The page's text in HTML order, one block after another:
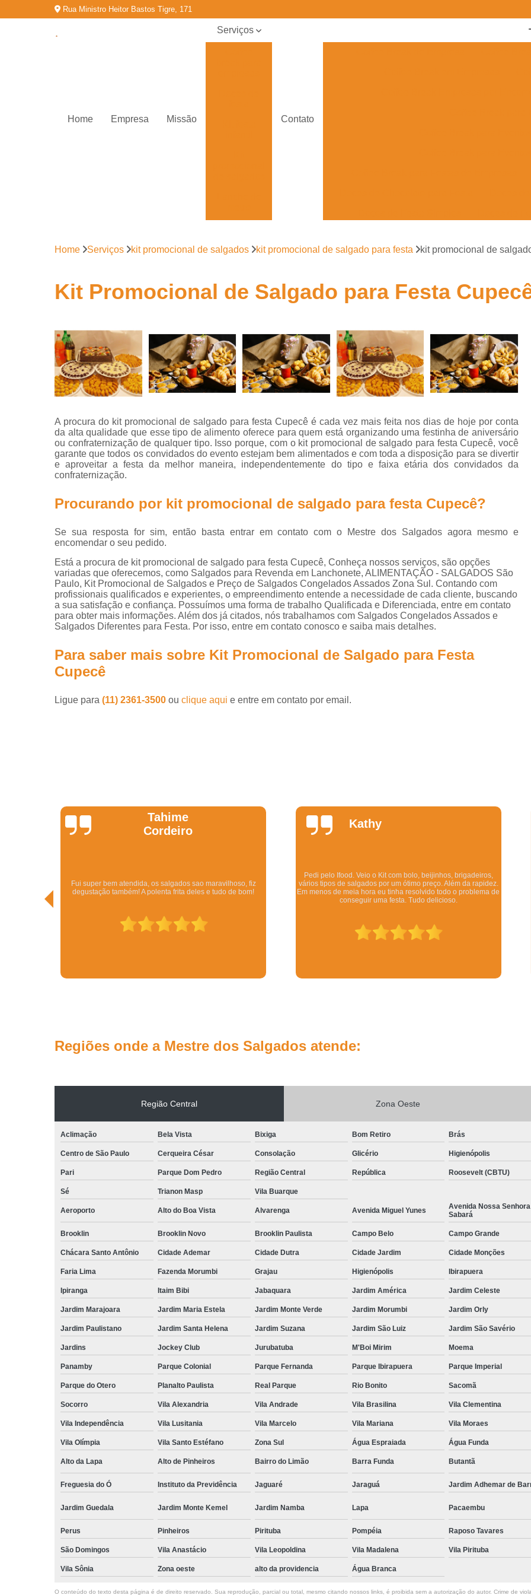
Rua Ministro Heitor Bastos Tigre, 171
Home Empresa Missão
Serviços
Salgados
para festa
infantil
Salgados
para
revenda
Contato
Doces para Festa de Debutante
Doces
Kit Doces Festa Infantil
Kit Doces para
Kit Lanchinho para Festa
Kit Promocional Aniversário Salgados
Kit Promocional de Salgados para
Kit Promocional Festa Salgados
Kit Promocional Salgados Festa Infantil
Kit Promocional Salgados para Festa
Lanche de
Lanche de Metro Vegetariano
Lanche
Salgados Congelados Assados por
Salgados Congelados Festa
Salgados Congelados Fritos por
Salgados Congelados para Festa
Salgados Aniversário
Salgados
Salgados para Festa de Casamento
Salgados de Forno para Festa Infantil
Salgados Diferentes Festa Infantil
Salgados para Festa de Aniversário Infantil
Revenda de Salgados para
Home Serviços kit promocional de salgados kit promocional de salgado para festa kit promocional de
Kit Promocional de Salgado para Festa
A procura do kit promocional de salgado para festa Cupecê é cada vez mais feita nos dias de hoje por conta
da alta qualidade que esse tipo de alimento oferece para quem está organizando uma festinha de aniversário
ou confraternização de qualquer tipo. Isso porque, com o kit promocional de salgado para festa Cupecê, você
garante que todos os convidados do evento estejam bem alimentados e com toda a disposição para se divertir
e aproveitar a festa da melhor maneira, independentemente do tipo e faixa etária dos convidados da
confraternização.
Procurando por kit promocional de salgado para festa Cupecê?
Se sua resposta for sim, então basta entrar em contato com o Mestre dos Salgados agora mesmo e
encomendar o seu pedido.
Está a procura de kit promocional de salgado para festa Cupecê, Conheça nossos serviços, são opções
variadas que oferecemos, como Salgados para Revenda em Lanchonete, ALIMENTAÇÃO - SALGADOS São
Paulo, Kit Promocional de Salgados e Preço de Salgados Congelados Assados Zona Sul. Contando com
profissionais qualificados e experientes, o empreendimento entende a necessidade de cada cliente, buscando
a sua satisfação e confiança. Possuímos uma forma de trabalho Qualificada e Diferenciada, entre em contato
para obter mais informações. Além dos já citados, nós trabalhamos com Salgados Congelados Assados e
Salgados Diferentes para Festa. Por isso, entre em contato conosco e saiba mais detalhes.
Para saber mais sobre Kit Promocional de Salgado para Festa
Cupecê
Ligue para (11) 2361-3500 ou clique aqui e entre em contato por email.
Kathy
vários tipos de salgados por um ótimo preço. Além da rapidez.
Em menos de meia hora eu tinha resolvido todo o problema de
Os salgadinhos são maravilhosos. Dizem pra esquentar no
forno mas eu esquento no microondas pra ser rápido e mesmo
assim ficam deliciosos. Todo mundo q comeu gostou.
Regiões onde a Mestre dos Salgados atende:
Região Central Zona Oeste
Aclimação Bela Vista Bixiga Bom Retiro Brás
Centro de São Paulo Cerqueira César Consolação Glicério Higienópolis
Pari Parque Dom Pedro Região Central República Roosevelt (CBTU)
Sé Trianon Masp Vila Buarque
Aeroporto Alto do Boa Vista Alvarenga Avenida Miguel Yunes
Avenida Nossa
Sabará
Brooklin Brooklin Novo Brooklin Paulista Campo Belo Campo Grande
Chácara Santo Antônio Cidade Ademar Cidade Dutra Cidade Jardim Cidade Monções
Faria Lima Fazenda Morumbi Grajau Higienópolis Ibirapuera
Ipiranga Itaim Bibi Jabaquara Jardim América Jardim Celeste
Jardim Marajoara Jardim Maria Estela Jardim Monte Verde Jardim Morumbi Jardim Orly
Jardim Paulistano Jardim Santa Helena Jardim Suzana Jardim São Luiz Jardim São Savério
Jardins Jockey Club Jurubatuba M'Boi Mirim Moema
Panamby Parque Colonial Parque Fernanda Parque Ibirapuera Parque Imperial
Parque do Otero Planalto Paulista Real Parque Rio Bonito Sacomã
Socorro Vila Alexandria Vila Andrade Vila Brasilina Vila Clementina
Vila Independência Vila Lusitania Vila Marcelo Vila Mariana Vila Moraes
Vila Olímpia Vila Santo Estéfano Zona Sul Água Espraiada Água Funda
Alto da Lapa Alto de Pinheiros Bairro do Limão Barra Funda Butantã
Freguesia do Ó Instituto da Previdência Jaguaré Jaraguá Jardim Adhemar de
Jardim Guedala Jardim Monte Kemel Jardim Namba Lapa Pacaembu
Perus Pinheiros Pirituba Pompéia Raposo Tavares
São Domingos Vila Anastácio Vila Leopoldina Vila Madalena Vila Pirituba
Vila Sônia Zona oeste alto da providencia Água Branca
O conteúdo do texto desta página é de direito reservado. Sua reprodução, parcial ou total, mesmo citando nossos links, é proibida sem a autorização do autor. Crime de